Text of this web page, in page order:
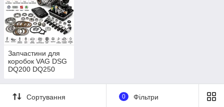
Запчастини для
коробок VAG DSG
DQ200 DQ250
Сортування 0 Фільтри